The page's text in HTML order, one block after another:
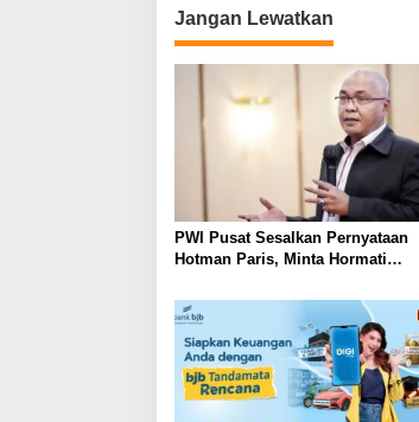
i
g
a
i
p
o
s
Jangan Lewatkan
PWI Pusat Sesalkan Pernyataan
Hotman Paris, Minta Hormati
Kemerdekaan Pers